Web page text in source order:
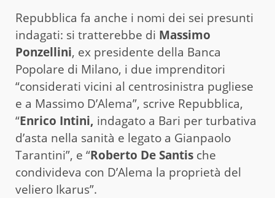
Repubblica fa anche i nomi dei sei presunti
indagati: si tratterebbe di Massimo
Ponzellini, ex presidente della Banca
Popolare di Milano, i due imprenditori
“considerati vicini al centrosinistra pugliese
e a Massimo D’Alema”, scrive Repubblica,
“Enrico Intini, indagato a Bari per turbativa
d’asta nella sanità e legato a Gianpaolo
Tarantini”, e “Roberto De Santis che
condivideva con D’Alema la proprietà del
veliero Ikarus”.